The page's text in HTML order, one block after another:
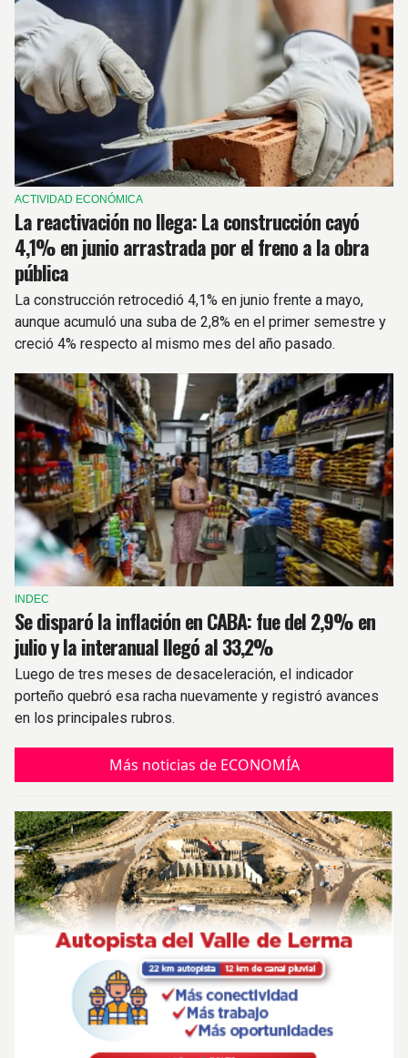
ACTIVIDAD ECONÓMICA
La reactivación no llega: La construcción cayó
4,1% en junio arrastrada por el freno a la obra
pública
La construcción retrocedió 4,1% en junio frente a mayo,
aunque acumuló una suba de 2,8% en el primer semestre y
creció 4% respecto al mismo mes del año pasado.
INDEC
Se disparó la inflación en CABA: fue del 2,9% en
julio y la interanual llegó al 33,2%
Luego de tres meses de desaceleración, el indicador
porteño quebró esa racha nuevamente y registró avances
en los principales rubros.
Más noticias de ECONOMÍA